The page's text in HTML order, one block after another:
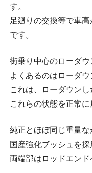
す。
足廻りの交換等で車
です。
街乗り中心のローダウ
よくあるのはローダ
これは、ローダウン
これらの状態を正常
純正とほぼ同じ重量な
国産強化ブッシュを
両端部はロッドエンド